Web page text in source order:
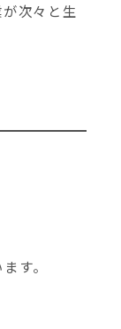
次々と生
す。